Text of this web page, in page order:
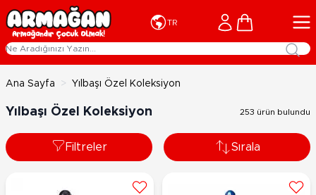
İçeriğe geç
TR Cart
Ana Sayfa > Yılbaşı Özel Koleksiyon
Yılbaşı Özel Koleksiyon 253 ürün bulundu
Filtreler Sırala